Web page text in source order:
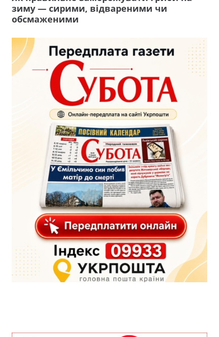
зиму — сирими, відвареними чи
обсмаженими